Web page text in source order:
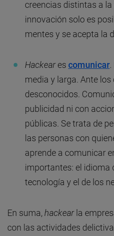
creencias distintas a
innovación solo es
mentes y se acepta la
Hackeares comunicar
media y larga. Ante
desconocidos.
publicidad ni con
públicas. Se trata de
las personas con
aprende a comunicar
importantes: el idioma
tecnología y el de los
En suma,hackearla
con las actividades